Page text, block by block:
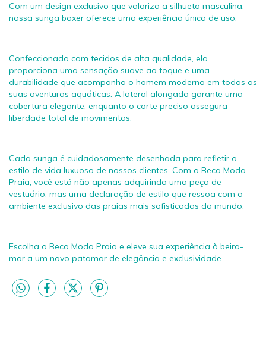
Com um design exclusivo que valoriza a silhueta masculina,
nossa sunga boxer oferece uma experiência única de uso.
Confeccionada com tecidos de alta qualidade, ela
proporciona uma sensação suave ao toque e uma
durabilidade que acompanha o homem moderno em todas as
suas aventuras aquáticas. A lateral alongada garante uma
cobertura elegante, enquanto o corte preciso assegura
liberdade total de movimentos.
Cada sunga é cuidadosamente desenhada para refletir o
estilo de vida luxuoso de nossos clientes. Com a Beca Moda
Praia, você está não apenas adquirindo uma peça de
vestuário, mas uma declaração de estilo que ressoa com o
ambiente exclusivo das praias mais sofisticadas do mundo.
Escolha a Beca Moda Praia e eleve sua experiência à beira-
mar a um novo patamar de elegância e exclusividade.